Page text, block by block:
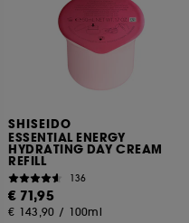
SHISEIDO
ESSENTIAL ENERGY
HYDRATING DAY CREAM
REFILL
136
€ 71,95
€ 143,90 / 100ml